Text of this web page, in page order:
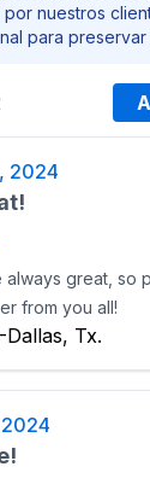
nuestros
para
2024
great, so
from you all!
Dallas, Tx.